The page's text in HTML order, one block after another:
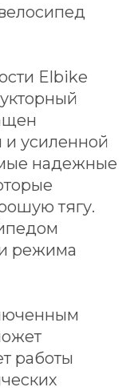
Elbike
усиленной
надежные
тягу.
режима
работы